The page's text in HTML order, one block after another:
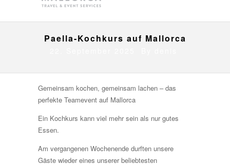
Paella-Kochkurs auf Mallorca
Gemeinsam kochen, gemeinsam lachen – das
perfekte Teamevent auf Mallorca
Ein Kochkurs kann viel mehr sein als nur gutes
Essen.
Am vergangenen Wochenende durften unsere
Gäste wieder eines unserer beliebtesten